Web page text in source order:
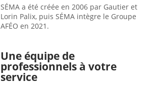
SÉMA a été créée en 2006 par Gautier et
Lorin Palix, puis SÉMA intègre le Groupe
AFÉO en 2021.
Une équipe de
professionnels à votre
service